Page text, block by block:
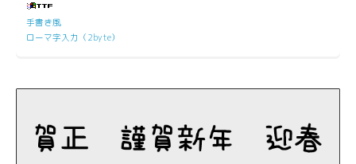
手書き風
ローマ字入力（2byte）